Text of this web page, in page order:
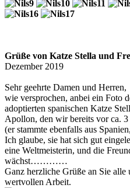
Grüße von Katze Stella und
Dezember 2019
Sehr geehrte Damen und Herren,
wie versprochen, anbei ein Foto
adoptierten spanischen Katze
Apollon, den wir bereits vor ca. 3
(er stammte ebenfalls aus
Ich glaube, sie hat sich gut
eine Weltmeisterin, und die
wächst…………
Ganz herzliche Grüße an Sie
wertvollen Arbeit.